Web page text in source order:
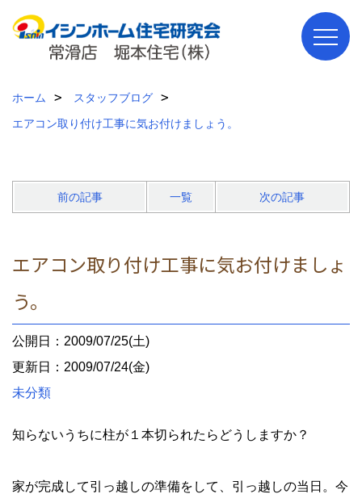
ホーム
スタッフブログ
エアコン取り付け工事に気お付けましょう。
前の記事 一覧 次の記事
エアコン取り付け工事に気お付けましょ
う。
公開日：2009/07/25(土)
更新日：2009/07/24(金)
未分類
知らないうちに柱が１本切られたらどうしますか？
家が完成して引っ越しの準備をして、引っ越しの当日。今